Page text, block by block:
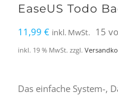
EaseUS Todo
11,99 € inkl. MwSt. 15
inkl. 19 % MwSt. zzgl.
Das einfache System-,